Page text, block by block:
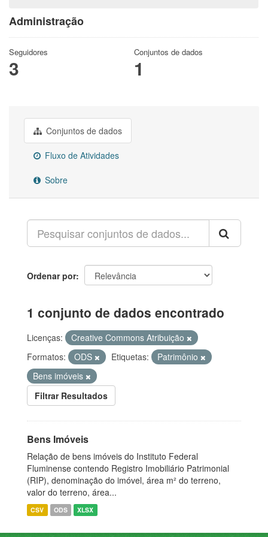
Administração
Seguidores
3
Conjuntos de dados
1
Conjuntos de dados
Fluxo de Atividades
Sobre
Ordenar por
1 conjunto de dados encontrado
Licenças:
Creative Commons Atribuição
Formatos:
ODS Etiquetas:
Patrimônio
Bens imóveis
Filtrar Resultados
Bens Imóveis
Relação de bens imóveis do Instituto Federal
Fluminense contendo Registro Imobiliário Patrimonial
(RIP), denominação do imóvel, área m² do terreno,
valor do terreno, área...
CSV ODS XLSX